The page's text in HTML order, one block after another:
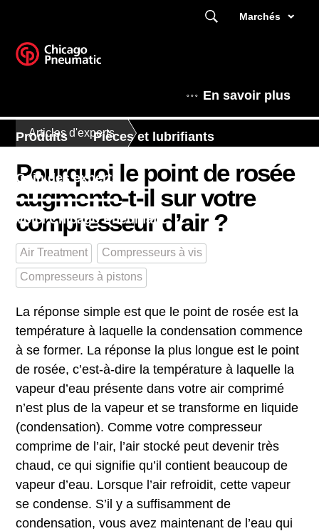
Marchés
En savoir plus
Produits Pièces et lubrifiants
Coin des experts
Voici Chicago Pneumatic
Articles d'experts
Pourquoi le point de rosée
augmente-t-il sur votre
compresseur d’air ?
Air Treatment
Compresseurs à vis
Compresseurs à pistons
La réponse simple est que le point de rosée est la
température à laquelle la condensation commence
à se former. La réponse la plus longue est le point
de rosée, c’est-à-dire la température à laquelle la
vapeur d’eau présente dans votre air comprimé
n’est plus de la vapeur et se transforme en liquide
(condensation). Comme votre compresseur
comprime de l’air, l’air stocké peut devenir très
chaud, ce qui signifie qu’il contient beaucoup de
vapeur d’eau. Lorsque l’air refroidit, cette vapeur
se condense. S’il y a suffisamment de
condensation, vous avez maintenant de l’eau qui